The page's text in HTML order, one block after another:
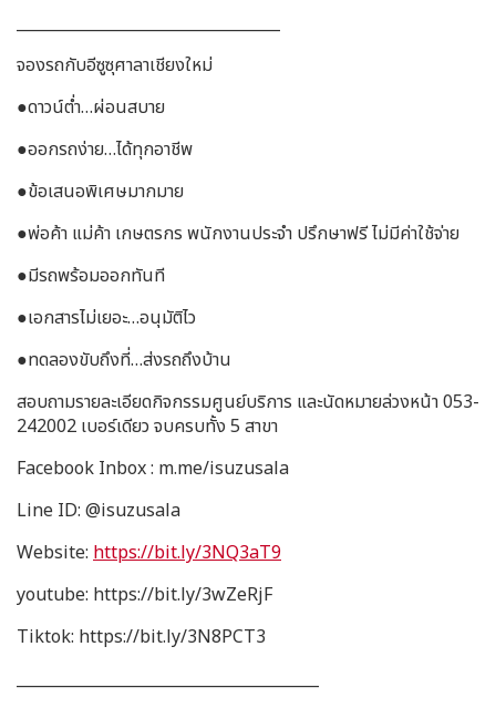
__________________________________
จองรถกับอีซูซุศาลาเชียงใหม่
●ดาวน์ต่ำ…ผ่อนสบาย
●ออกรถง่าย…ได้ทุกอาชีพ
●ข้อเสนอพิเศษมากมาย
●พ่อค้า แม่ค้า เกษตรกร พนักงานประจำ ปรึกษาฟรี ไม่มีค่าใช้จ่าย
●มีรถพร้อมออกทันที
●เอกสารไม่เยอะ…อนุมัติไว
●ทดลองขับถึงที่…ส่งรถถึงบ้าน
สอบถามรายละเอียดกิจกรรมศูนย์บริการ และนัดหมายล่วงหน้า 053-
242002 เบอร์เดียว จบครบทั้ง 5 สาขา
Facebook Inbox : m.me/isuzusala
Line ID: @isuzusala
Website: https://bit.ly/3NQ3aT9
youtube: https://bit.ly/3wZeRjF
Tiktok: https://bit.ly/3N8PCT3
_______________________________________